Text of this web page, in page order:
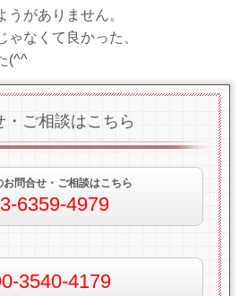
うがありません。
なくて良かった、
(^^ゞ
・ご相談はこちら
お問合せ・ご相談はこちら
6359-4979
3540-4179